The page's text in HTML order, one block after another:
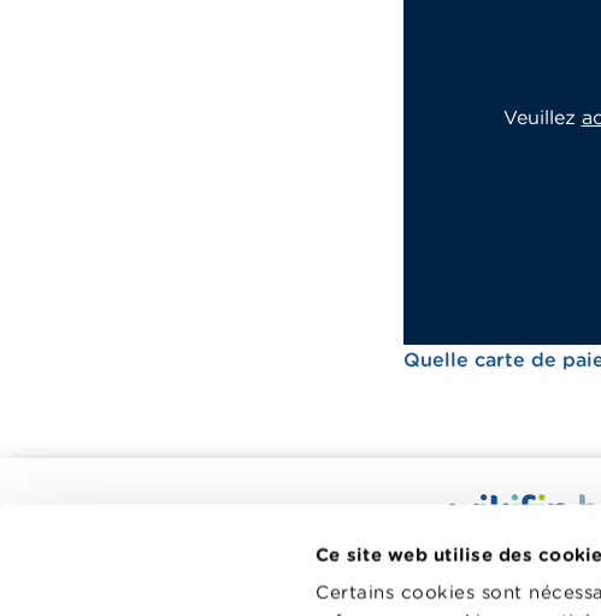
Ce site web utilise des
Certains cookies sont
Veuillez
Quelle carte de
Wikifin.be veut
à votre